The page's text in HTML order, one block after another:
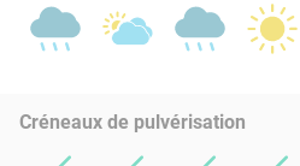
Créneaux de pulvérisation